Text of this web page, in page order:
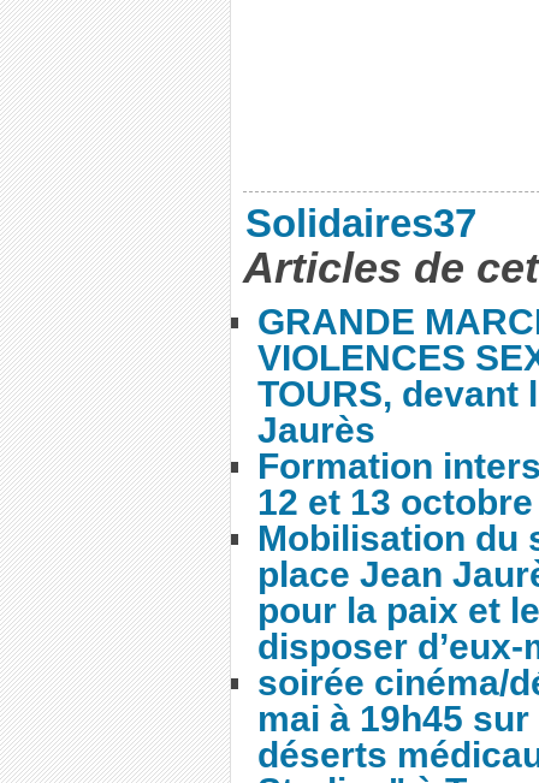
Solidaires37
Articles de
GRANDE
VIOLENCES
TOURS, devant
Jaurès
Formation
12 et 13
Mobilisation du
place Jean
pour la paix et
disposer d’eux-
soirée cinéma/
mai à 19h45
déserts